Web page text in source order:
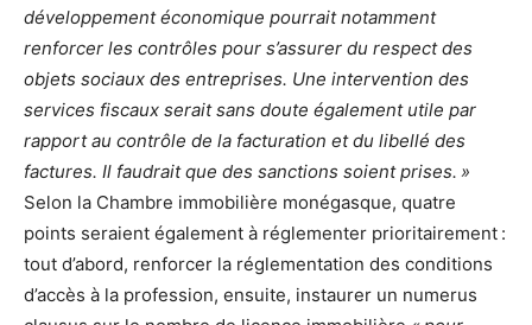
développement économique pourrait notamment
renforcer les contrôles pour s’assurer du respect des
objets sociaux des entreprises. Une intervention des
services fiscaux serait sans doute également utile par
rapport au contrôle de la facturation et du libellé des
factures. Il faudrait que des sanctions soient prises. »
Selon la Chambre immobilière monégasque, quatre
points seraient également à réglementer prioritairement :
tout d’abord, renforcer la réglementation des conditions
d’accès à la profession, ensuite, instaurer un numerus